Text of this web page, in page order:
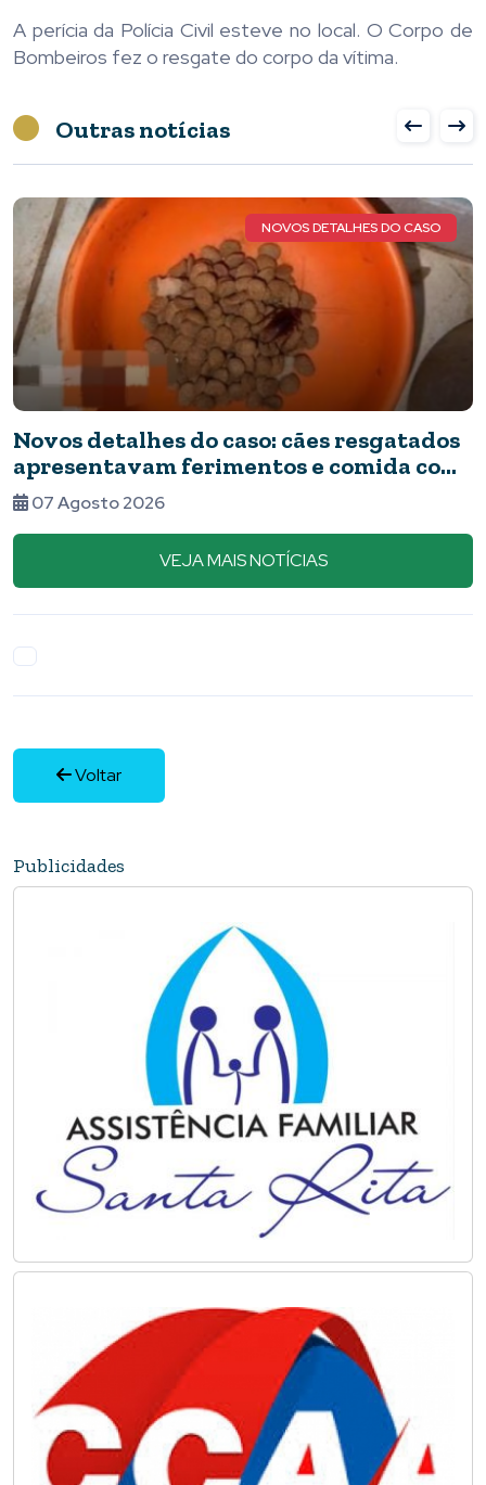
A perícia da Polícia Civil esteve no local. O Corpo de
Bombeiros fez o resgate do corpo da vítima.
Outras notícias
QUERIDA MARIA LUIZA DE
Nota de Pesar
06 Agosto 2026
VEJA MAIS NOTÍCIAS
Voltar